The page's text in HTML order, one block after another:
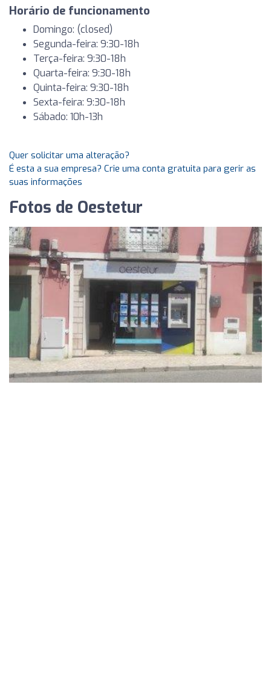
Horário de funcionamento
Domingo: (closed)
Segunda-feira: 9:30-18h
Terça-feira: 9:30-18h
Quarta-feira: 9:30-18h
Quinta-feira: 9:30-18h
Sexta-feira: 9:30-18h
Sábado: 10h-13h
Quer solicitar uma alteração?
É esta a sua empresa? Crie uma conta gratuita para gerir as
suas informações
Fotos de Oestetur